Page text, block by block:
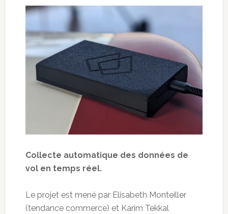
Collecte automatique des données de
vol en temps réel.
Le projet est mené par Elisabeth Monteiller
(tendance commerce) et Karim Tekkal